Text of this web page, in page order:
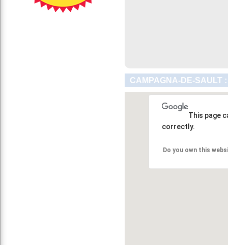
CAMPAGNA-DE-SAULT
This page
correctly.
Do you own this